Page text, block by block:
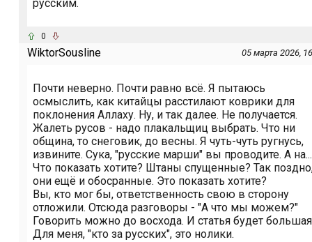
русским.
0
WiktorSousline 05 марта 2026,
Почти неверно. Почти равно всё. Я пытаюсь
осмыслить, как китайцы расстилают коврики для
поклонения Аллаху. Ну, и так далее. Не получается.
Жалеть русов - надо плакальщиц выбрать. Что ни
община, то снеговик, до весны. Я чуть-чуть ругнусь,
извините. Сука, "русские марши" вы проводите. А на...
Что показать хотите? Штаны спущенные? Так
они ещё и обосранные. Это показать хотите?
Вы, кто мог бы, ответственность свою в сторону
отложили. Отсюда разговоры - "А что мы можем?"
Говорить можно до восхода. И статья будет
Для меня, "кто за русских", это нолики.